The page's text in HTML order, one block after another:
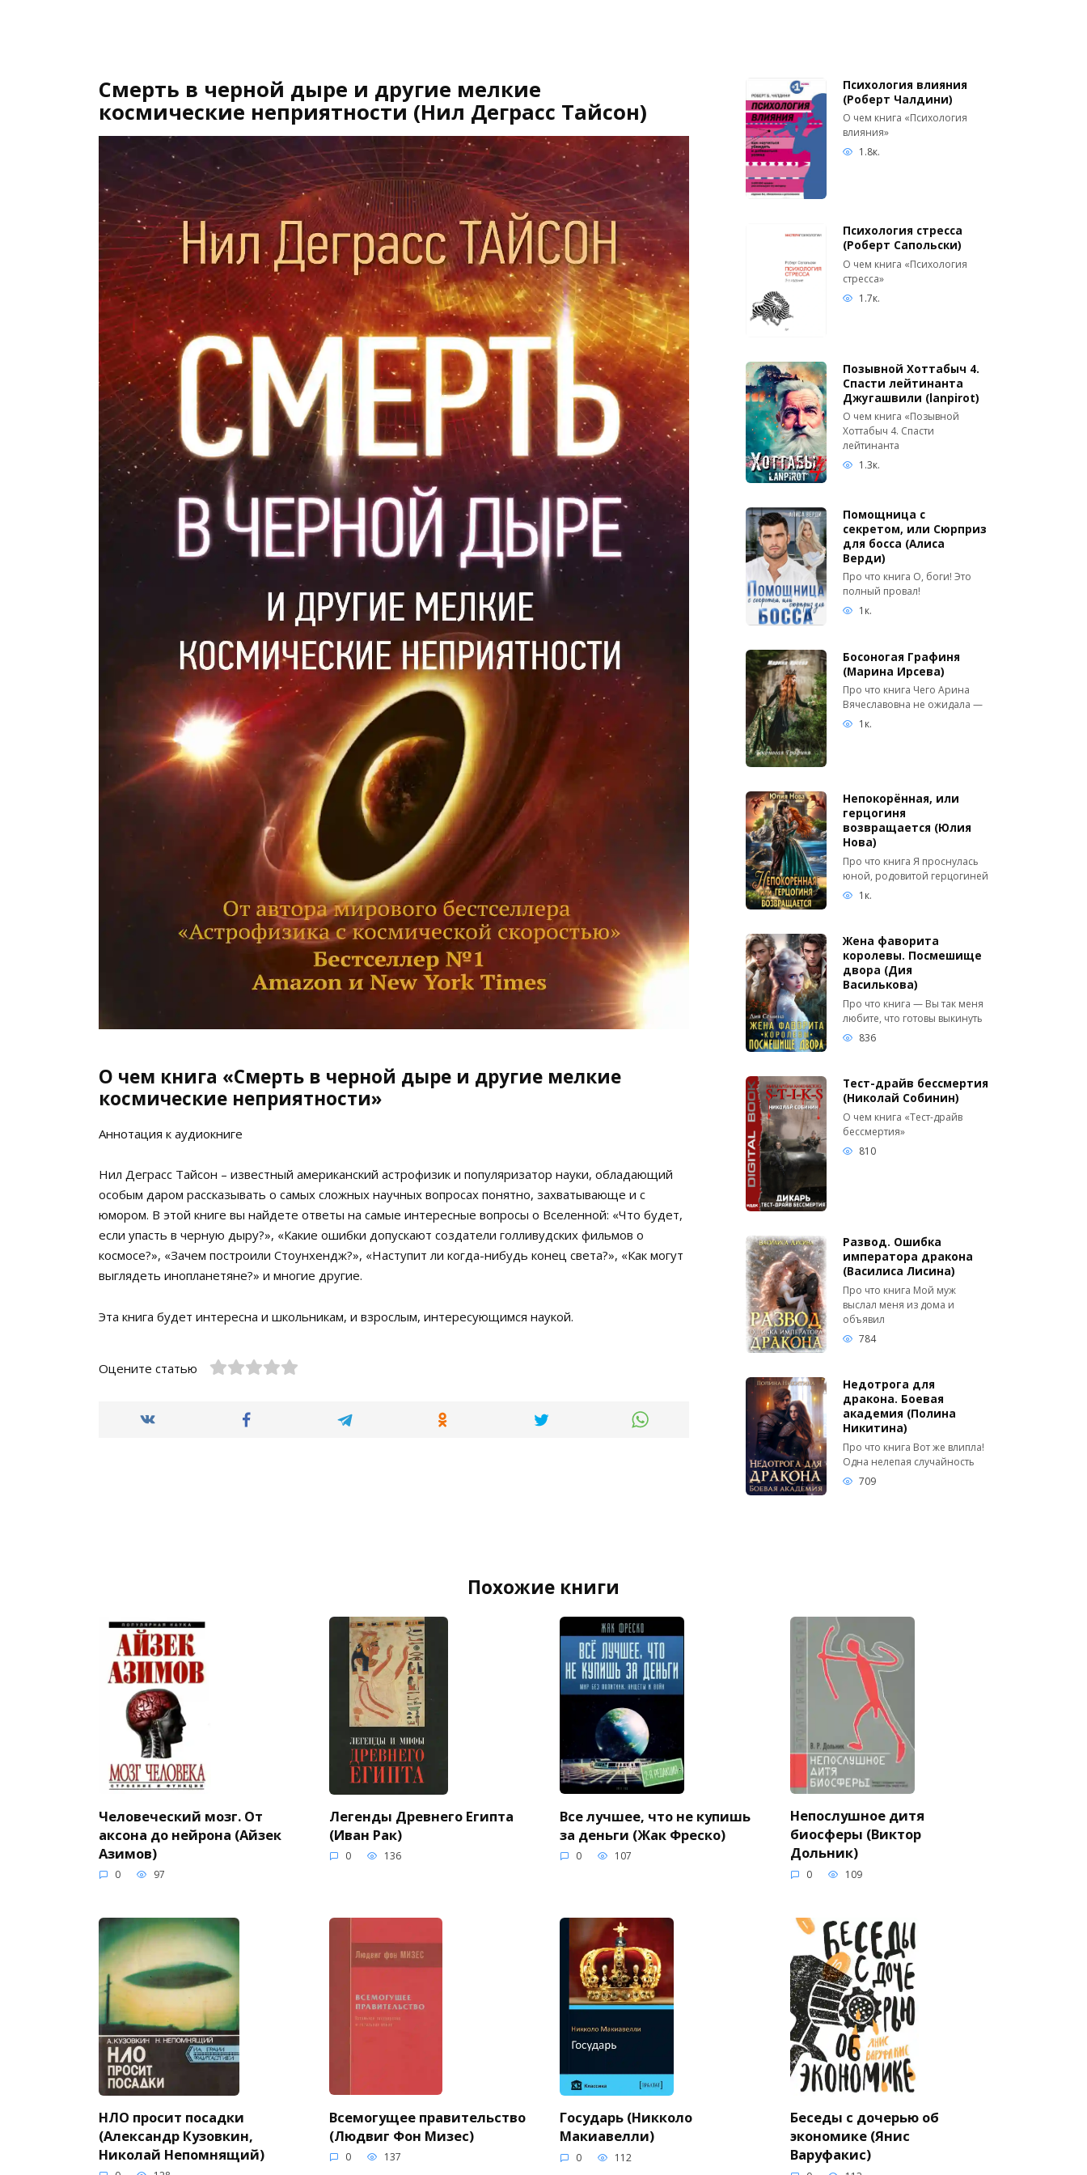
Смерть в черной дыре и другие мелкие
космические неприятности (Нил Деграсс Тайсон)
О чем книга «Смерть в черной дыре и другие мелкие
космические неприятности»
Аннотация к аудиокниге
Нил Деграсс Тайсон – известный американский астрофизик и популяризатор науки, обладающий
особым даром рассказывать о самых сложных научных вопросах понятно, захватывающе и с
юмором. В этой книге вы найдете ответы на самые интересные вопросы о Вселенной: «Что будет,
если упасть в черную дыру?», «Какие ошибки допускают создатели голливудских фильмов о
космосе?», «Зачем построили Стоунхендж?», «Наступит ли когда-нибудь конец света?», «Как могут
выглядеть инопланетяне?» и многие другие.
Эта книга будет интересна и школьникам, и взрослым, интересующимся наукой.
Оцените статью
Психология влияния
(Роберт Чалдини)
О чем книга «Психология
влияния»
1.8к.
Психология стресса
(Роберт Сапольски)
О чем книга «Психология
стресса»
1.7к.
Позывной Хоттабыч 4.
Спасти лейтинанта
Джугашвили (lanpirot)
О чем книга «Позывной
Хоттабыч 4. Спасти
лейтинанта
1.3к.
Помощница с
секретом, или Сюрприз
для босса (Алиса
Верди)
Про что книга О, боги! Это
полный провал!
1к.
Босоногая Графиня
(Марина Ирсева)
Про что книга Чего Арина
Вячеславовна не ожидала —
1к.
Непокорённая, или
герцогиня
возвращается (Юлия
Нова)
Про что книга Я проснулась
юной, родовитой герцогиней
1к.
Жена фаворита
королевы. Посмешище
двора (Дия
Василькова)
Про что книга — Вы так меня
любите, что готовы выкинуть
836
Тест-драйв бессмертия
(Николай Собинин)
О чем книга «Тест-драйв
бессмертия»
810
Развод. Ошибка
императора дракона
(Василиса Лисина)
Про что книга Мой муж
выслал меня из дома и
объявил
784
Недотрога для
дракона. Боевая
академия (Полина
Никитина)
Про что книга Вот же влипла!
Одна нелепая случайность
709
Похожие книги
Человеческий мозг. От
аксона до нейрона (Айзек
Азимов)
0 97
Легенды Древнего Египта
(Иван Рак)
0 136
Все лучшее, что не купишь
за деньги (Жак Фреско)
0 107
Непослушное дитя
биосферы (Виктор
Дольник)
0 109
НЛО просит посадки
(Александр Кузовкин,
Николай Непомнящий)
Всемогущее правительство
(Людвиг Фон Мизес)
0 137
Государь (Никколо
Макиавелли)
0 112
Беседы с дочерью об
экономике (Янис
Варуфакис)